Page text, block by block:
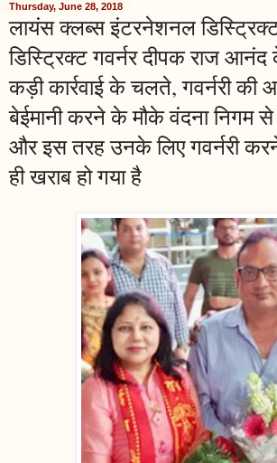
Thursday, June 28, 2018
लायंस क्लब्स इंटरनेशनल
डिस्ट्रिक्ट गवर्नर दीपक राज
कड़ी कार्रवाई के चलते, गवर्नरी की
बेईमानी करने के मौके वंदना निगम
और इस तरह उनके लिए गवर्नरी
ही खराब हो गया है